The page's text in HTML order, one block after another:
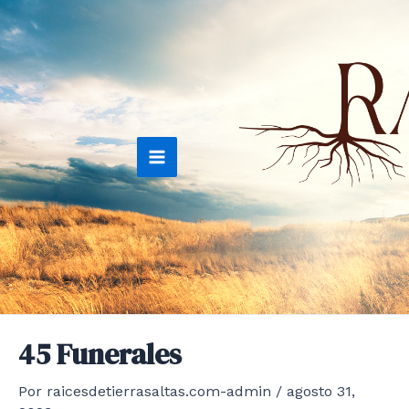
Ir
al
contenido
Main
Menu
45 Funerales
Por raicesdetierrasaltas.com-admin / agosto 31,